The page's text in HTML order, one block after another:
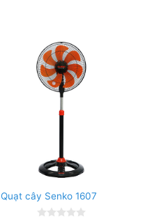
Quạt cây Senko 1607